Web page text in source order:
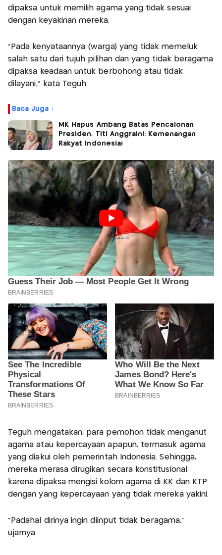
dipaksa untuk memilih agama yang tidak sesuai
dengan keyakinan mereka.
“Pada kenyataannya (warga) yang tidak memeluk
salah satu dari tujuh pilihan dan yang tidak beragama
dipaksa keadaan untuk berbohong atau tidak
dilayani,” kata Teguh.
Baca Juga :
MK Hapus Ambang Batas Pencalonan
Presiden, Titi Anggraini: Kemenangan
Rakyat Indonesia!
Teguh mengatakan, para pemohon tidak menganut
agama atau kepercayaan apapun, termasuk agama
yang diakui oleh pemerintah Indonesia. Sehingga,
mereka merasa dirugikan secara konstitusional
karena dipaksa mengisi kolom agama di KK dan KTP
dengan yang kepercayaan yang tidak mereka yakini.
“Padahal dirinya ingin diinput tidak beragama,”
ujarnya.